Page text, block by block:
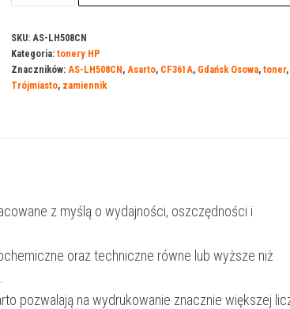
do
HP
508CN
|
SKU: AS-LH508CN
Kategoria: tonery HP
Znaczników: AS-LH508CN, Asarto, CF361A, Gdańsk Osowa, toner,
Trójmiasto, zamiennik
z myślą o wydajności, oszczędności i
oraz techniczne równe lub wyższe niż
pozwalają na wydrukowanie znacznie większej